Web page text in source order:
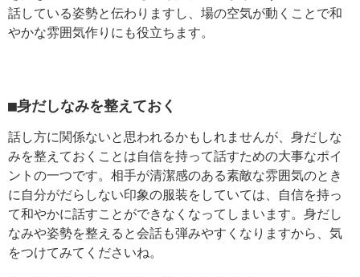
話している姿勢と伝わりますし、場の空気が動くことで和
やかな雰囲気作りにも役立ちます。
■身だしなみを整えておく
話し方に関係ないと思われるかもしれませんが、身だしな
みを整えておくことは自信を持って話すための大事なポイ
ントの一つです。相手が清潔感のある素敵な雰囲気のとき
に自分がだらしない印象の服装をしていては、自信を持っ
て和やかに話すことができなくなってしまいます。身だし
なみや姿勢を整えると会話も弾みやすくなりますから、気
をつけてみてくださいね。